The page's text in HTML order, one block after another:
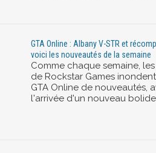
GTA Online : Albany V-STR et
voici les nouveautés de la semaine
Comme chaque semaine,
de Rockstar Games
GTA Online de nouveautés,
l'arrivée d'un nouveau bolide